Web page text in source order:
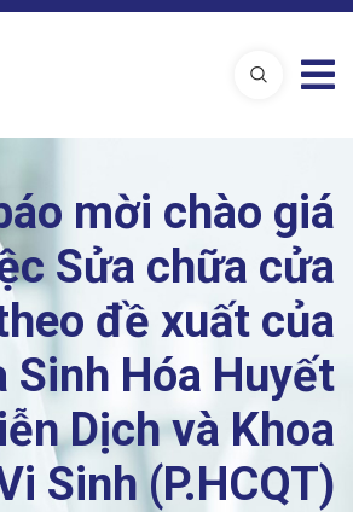
mời chào giá
Sửa chữa cửa
đề xuất của
Sinh Hóa Huyết
Dịch và Khoa
Sinh (P.HCQT)